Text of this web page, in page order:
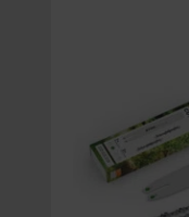
Via het
machine